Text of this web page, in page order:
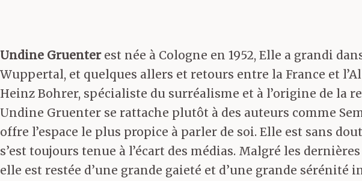
Undine Gruenterest née à Cologne en 1952, Elle a grandi
Wuppertal, et quelques allers et retours entre la France et
Heinz Bohrer, spécialiste du surréalisme et à l’origine de la
Undine Gruenter se rattache plutôt à des auteurs comme
offre l’espace le plus propice à parler de soi. Elle est sans
s’est toujours tenue à l’écart des médias. Malgré les
elle est restée d’une grande gaieté et d’une grande sérénité